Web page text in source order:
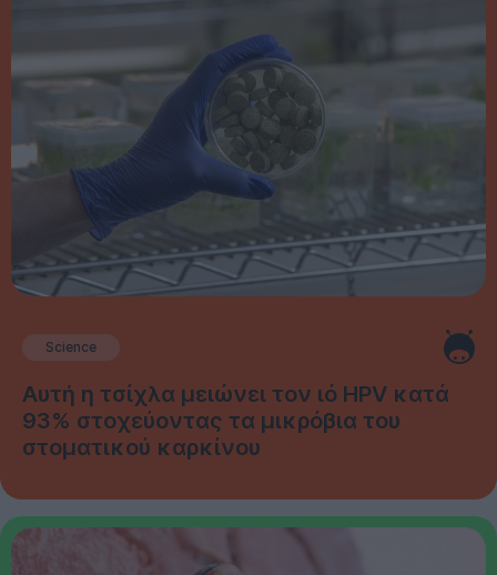
Science
Αυτή η τσίχλα μειώνει τον ιό HPV κατά
93% στοχεύοντας τα μικρόβια του
στοματικού καρκίνου